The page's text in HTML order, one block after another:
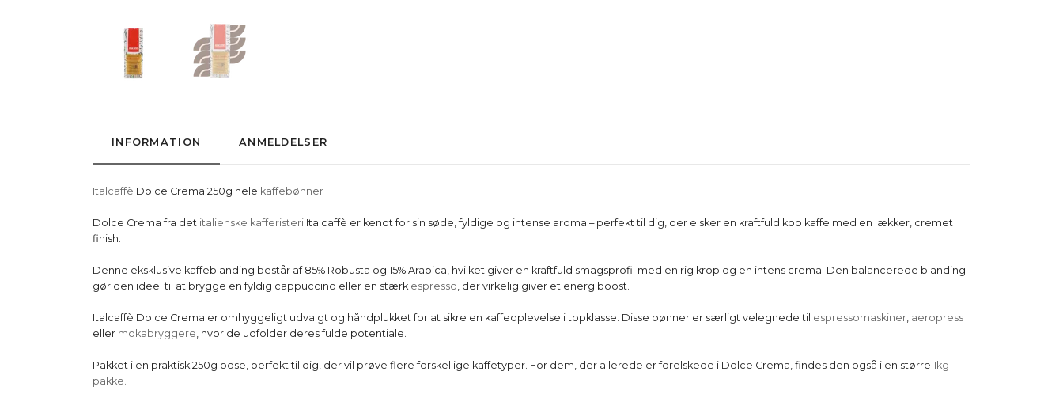
INFORMATION ANMELDELSER
Italcaffè Dolce Crema 250g hele kaffebønner
Dolce Crema fra det italienske kafferisteri Italcaffè er kendt for sin søde, fyldige og intense aroma – perfekt til dig, der elsker en kraftfuld kop kaffe med en lækker, cremet
finish.
Denne eksklusive kaffeblanding består af 85% Robusta og 15% Arabica, hvilket giver en kraftfuld smagsprofil med en rig krop og en intens crema. Den balancerede blanding
gør den ideel til at brygge en fyldig cappuccino eller en stærk espresso, der virkelig giver et energiboost.
Italcaffè Dolce Crema er omhyggeligt udvalgt og håndplukket for at sikre en kaffeoplevelse i topklasse. Disse bønner er særligt velegnede til espressomaskiner, aeropress
eller mokabryggere, hvor de udfolder deres fulde potentiale.
Pakket i en praktisk 250g pose, perfekt til dig, der vil prøve flere forskellige kaffetyper. For dem, der allerede er forelskede i Dolce Crema, findes den også i en større 1kg-
pakke.